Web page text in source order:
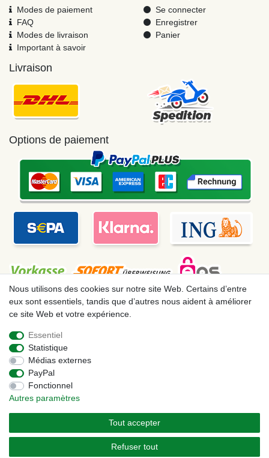
Modes de paiement
FAQ
Modes de livraison
Important à savoir
Se connecter
Enregistrer
Panier
Livraison
Options de paiement
Mentions légales Déclaration de confidentialité
Conditions générales
Rétracter le contrat ici
© Copyright 2026 | Tous droits réservés. – Les prix indiqués par le Vendeur au
Nous utilisons des cookies sur notre site Web. Certains d’entre
eux sont essentiels, tandis que d’autres nous aident à améliorer
ce site Web et votre expérience.
Essentiel
Statistique
Médias externes
PayPal
Fonctionnel
Autres paramètres
Tout accepter
Refuser tout